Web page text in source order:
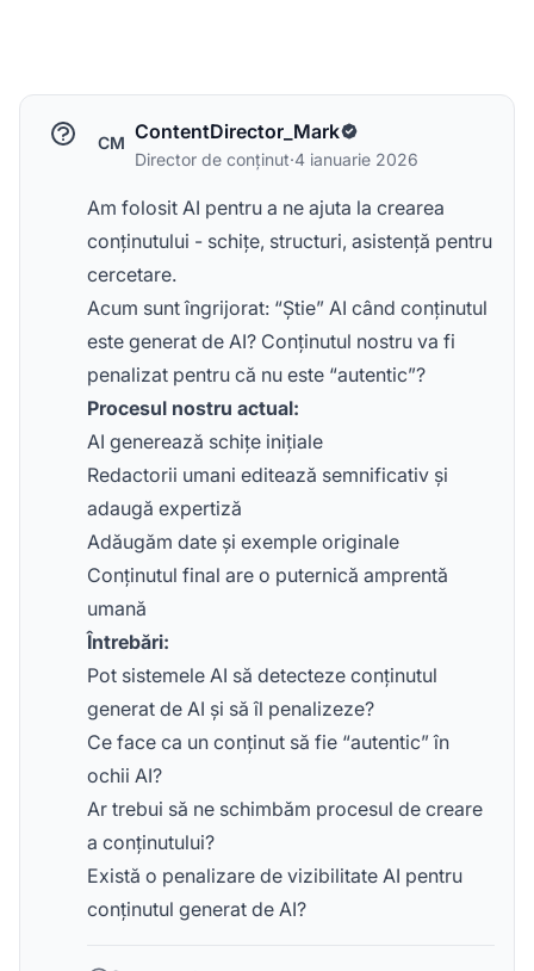
CM ContentDirector_Mark
Director de conținut·4 ianuarie 2026
Am folosit AI pentru a ne ajuta la crearea
conținutului - schițe, structuri, asistență pentru
cercetare.
Acum sunt îngrijorat: “Știe” AI când conținutul
este generat de AI? Conținutul nostru va fi
penalizat pentru că nu este “autentic”?
Procesul nostru actual:
AI generează schițe inițiale
Redactorii umani editează semnificativ și
adaugă expertiză
Adăugăm date și exemple originale
Conținutul final are o puternică amprentă
umană
Întrebări:
Pot sistemele AI să detecteze conținutul
generat de AI și să îl penalizeze?
Ce face ca un conținut să fie “autentic” în
ochii AI?
Ar trebui să ne schimbăm procesul de creare
a conținutului?
Există o penalizare de vizibilitate AI pentru
conținutul generat de AI?